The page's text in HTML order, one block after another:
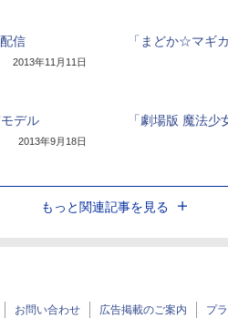
信
2013年11月11日
「まどか☆マギ
デル
2013年9月18日
「劇場版 魔法
もっと関連記事を見る
お問い合わせ 広告掲載のご案内 プ